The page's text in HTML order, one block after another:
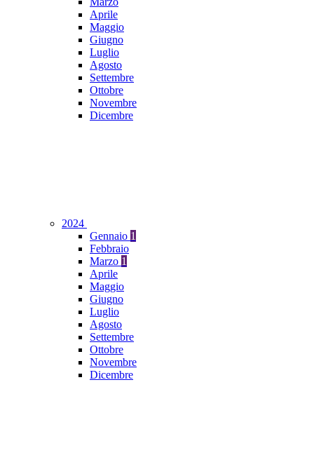
Aprile
Maggio
Giugno
Luglio
Agosto
Settembre
Ottobre
Novembre
Dicembre
2024
Gennaio 1
Febbraio
Marzo 1
Aprile
Maggio
Giugno
Luglio
Agosto
Settembre
Ottobre
Novembre
Dicembre